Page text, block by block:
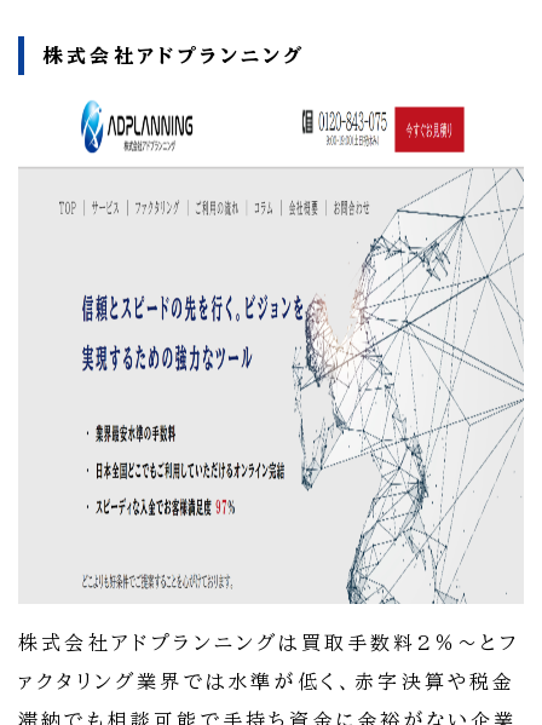
株式会社アドプランニング
株式会社アドプランニングは買取手数料2％～とフ
ァクタリング業界では水準が低く、赤字決算や税金
滞納でも相談可能で手持ち資金に余裕がない企業